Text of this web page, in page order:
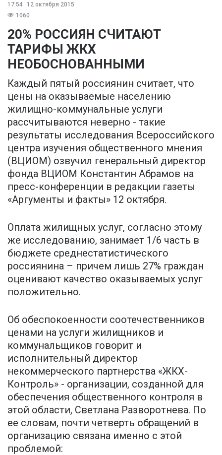
17:54
12 октября 2015
1060
20% РОССИЯН СЧИТАЮТ
ТАРИФЫ ЖКХ
НЕОБОСНОВАННЫМИ
Каждый пятый россиянин считает, что
цены на оказываемые населению
жилищно-коммунальные услуги
рассчитываются неверно - такие
результаты исследования Всероссийского
центра изучения общественного мнения
(ВЦИОМ) озвучил генеральный директор
фонда ВЦИОМ Константин Абрамов на
пресс-конференции в редакции газеты
«Аргументы и факты» 12 октября.
Оплата жилищных услуг, согласно этому
же исследованию, занимает 1/6 часть в
бюджете среднестатистического
россиянина – причем лишь 27% граждан
оценивают качество оказываемых услуг
положительно.
Об обеспокоенности соотечественников
ценами на услуги жилищников и
коммунальщиков говорит и
исполнительный директор
некоммерческого партнерства «ЖКХ-
Контроль» - организации, созданной для
обеспечения общественного контроля в
этой области, Светлана Разворотнева. По
ее словам, почти четверть обращений в
организацию связана именно с этой
проблемой: